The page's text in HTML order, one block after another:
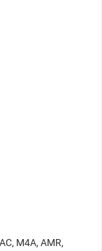
M4A, AMR,